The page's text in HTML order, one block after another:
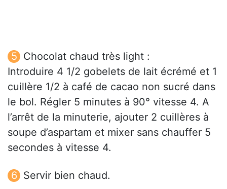
Chocolat chaud très light :
Introduire 4 1/2 gobelets de lait écrémé et 1
cuillère 1/2 à café de cacao non sucré dans
le bol. Régler 5 minutes à 90° vitesse 4. A
l’arrêt de la minuterie, ajouter 2 cuillères à
soupe d’aspartam et mixer sans chauffer 5
secondes à vitesse 4.
Servir bien chaud.